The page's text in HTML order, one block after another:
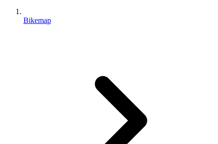
Bikemap